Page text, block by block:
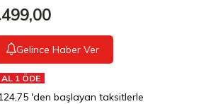
Gelince Haber Ver
AL 1 ÖDE
'den başlayan taksitlerle